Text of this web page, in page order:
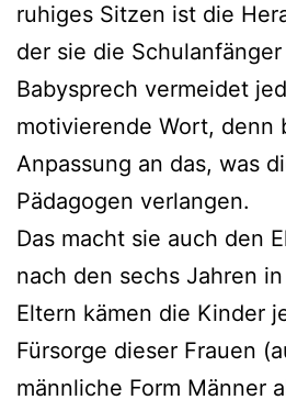
ruhiges Sitzen ist die
der sie die
Babysprech vermeidet
motivierende Wort, denn
Anpassung an das, was
Pädagogen verlangen.
Das macht sie auch den
nach den sechs Jahren
Eltern kämen die Kinder
Fürsorge dieser Frauen
männliche Form Männer